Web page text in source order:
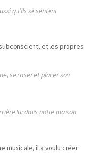
qu’ils se sentent
et les propres
se raser et placer son
lui dans notre maison
musicale, il a voulu créer